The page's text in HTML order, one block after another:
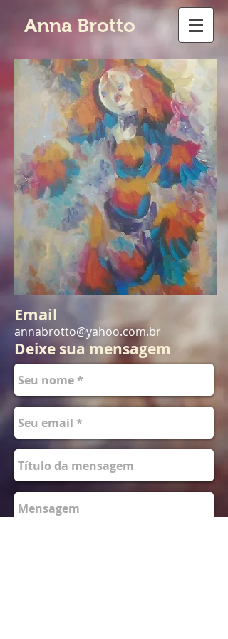
Anna Brotto
Email
annabrotto@yahoo.com.br
Deixe sua mensagem